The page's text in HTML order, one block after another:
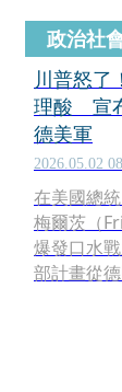
政治社
川普怒了
理酸 宣
德美軍
2026.05.02
在美國總
梅爾茨（
爆發口水
部計畫從